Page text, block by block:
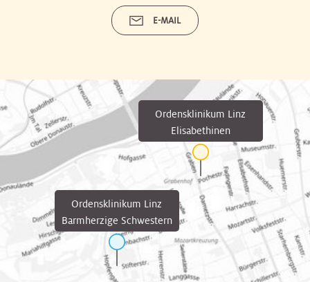
E-MAIL
Ordensklinikum Linz
Barmherzige Schwestern
Ordensklinikum Linz
Elisabethinen